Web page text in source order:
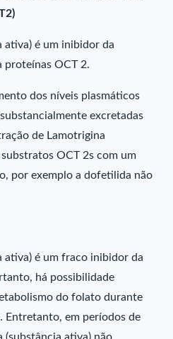
ativa) é um inibidor da
proteínas OCT 2.
dos níveis plasmáticos
excretadas
de Lamotrigina
OCT 2s com um
por exemplo a dofetilida não
ativa) é um fraco inibidor da
há possibilidade
do folato durante
Entretanto, em períodos de